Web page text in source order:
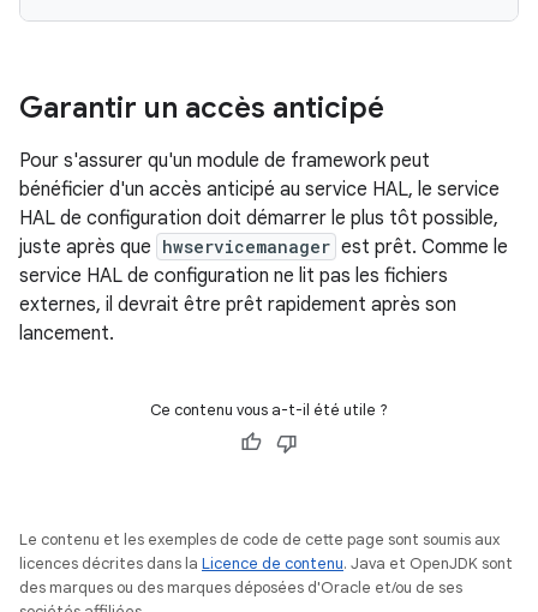
Garantir un accès anticipé
Pour s'assurer qu'un module de framework peut
bénéficier d'un accès anticipé au service HAL, le service
HAL de configuration doit démarrer le plus tôt possible,
juste après que hwservicemanager est prêt. Comme le
service HAL de configuration ne lit pas les fichiers
externes, il devrait être prêt rapidement après son
lancement.
Ce contenu vous a-t-il été utile ?
Le contenu et les exemples de code de cette page sont soumis aux
licences décrites dans la Licence de contenu. Java et OpenJDK sont
des marques ou des marques déposées d'Oracle et/ou de ses